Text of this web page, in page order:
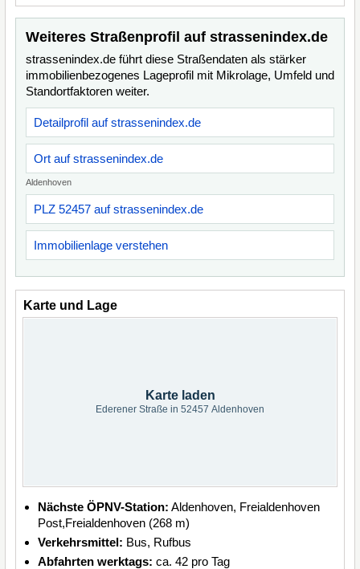
Weiteres Straßenprofil auf strassenindex.de
strassenindex.de führt diese Straßendaten als stärker
immobilienbezogenes Lageprofil mit Mikrolage, Umfeld und
Standortfaktoren weiter.
Detailprofil auf strassenindex.de
Ort auf strassenindex.de
Aldenhoven
PLZ 52457 auf strassenindex.de
Immobilienlage verstehen
Karte und Lage
Karte laden
Ederener Straße in 52457 Aldenhoven
Nächste ÖPNV-Station: Aldenhoven, Freialdenhoven
Post,Freialdenhoven (268 m)
Verkehrsmittel: Bus, Rufbus
Abfahrten werktags: ca. 42 pro Tag